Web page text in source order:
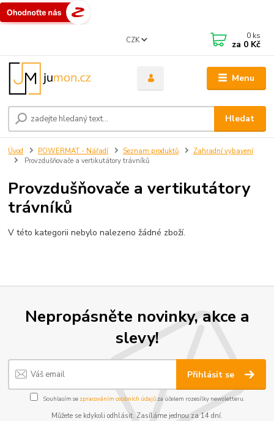
Menu
CZK
Hledat
0 ks
za 0 Kč
Úvod POWERMAT - Nářadí Seznam produktů
Zahradní vybavení
Provzdušňovače a vertikutátory trávníků
Provzdušňovače a vertikutátory
trávníků
V této kategorii nebylo nalezeno žádné zboží.
Nepropásněte novinky, akce a
slevy!
Přihlásit se
Souhlasím se zpracováním osobních údajůza účelem rozesílky newsletteru.
Můžete se kdykoli odhlásit. Zasíláme jednou za 14 dní.